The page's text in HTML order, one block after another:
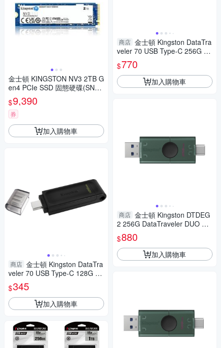
金士頓 KINGSTON NV3 2TB G
en4 PCIe SSD 固態硬碟(SNV3
S/2000G)
$9,390
券
加入購物車
商店 金士頓 Kingston DataTra
veler 70 USB Type-C 128G DT
70 128GB
$345
加入購物車
商店 金士頓 Kingston DataTra
veler 70 USB Type-C 256G DT
70 256GB
$770
加入購物車
商店 金士頓 Kingston DTDEG
2 256G DataTraveler DUO US
B-A/C 雙接頭 隨身碟 雙向滑蓋
設計
$880
加入購物車